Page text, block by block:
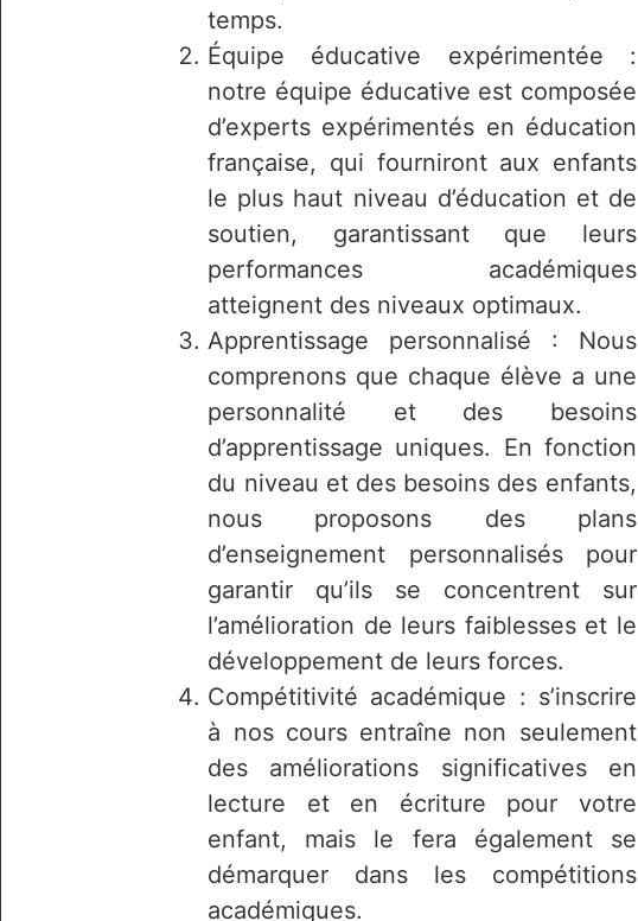
temps.
Équipe éducative expérimentée :
notre équipe éducative est composée
d’experts expérimentés en éducation
française, qui fourniront aux enfants
le plus haut niveau d’éducation et de
soutien, garantissant que leurs
performances académiques
atteignent des niveaux optimaux.
Apprentissage personnalisé : Nous
comprenons que chaque élève a une
personnalité et des besoins
d’apprentissage uniques. En fonction
du niveau et des besoins des enfants,
nous proposons des plans
d’enseignement personnalisés pour
garantir qu’ils se concentrent sur
l’amélioration de leurs faiblesses et le
développement de leurs forces.
Compétitivité académique : s’inscrire
à nos cours entraîne non seulement
des améliorations significatives en
lecture et en écriture pour votre
enfant, mais le fera également se
démarquer dans les compétitions
académiques.